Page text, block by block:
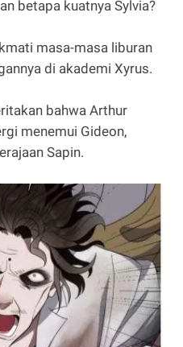
betapa kuatnya Sylvia?
masa-masa liburan
di akademi Xyrus.
bahwa Arthur
menemui Gideon,
Sapin.